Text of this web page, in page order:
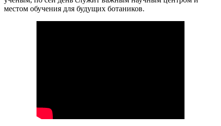
местом обучения для будущих ботаников.